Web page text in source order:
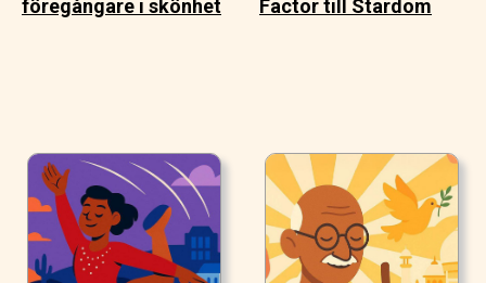
föregångare i skönhet Factor till Stardom